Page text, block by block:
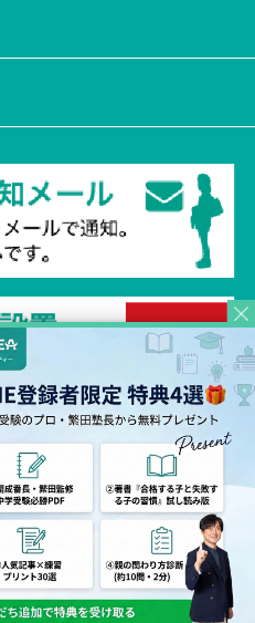
り！】メールマガジン
お問い合わせフォーム
CO., All Rights Reserved.